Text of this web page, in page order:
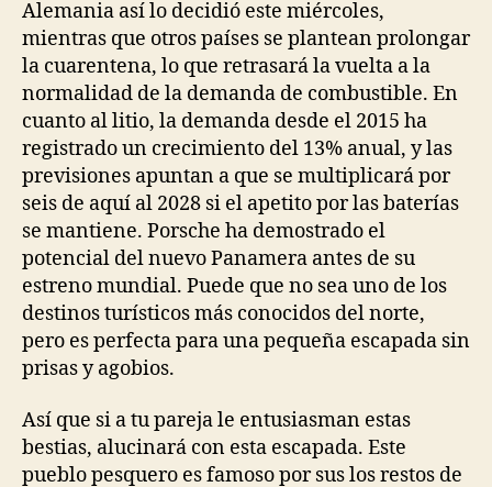
Alemania así lo decidió este miércoles,
mientras que otros países se plantean prolongar
la cuarentena, lo que retrasará la vuelta a la
normalidad de la demanda de combustible. En
cuanto al litio, la demanda desde el 2015 ha
registrado un crecimiento del 13% anual, y las
previsiones apuntan a que se multiplicará por
seis de aquí al 2028 si el apetito por las baterías
se mantiene. Porsche ha demostrado el
potencial del nuevo Panamera antes de su
estreno mundial. Puede que no sea uno de los
destinos turísticos más conocidos del norte,
pero es perfecta para una pequeña escapada sin
prisas y agobios.
Así que si a tu pareja le entusiasman estas
bestias, alucinará con esta escapada. Este
pueblo pesquero es famoso por sus los restos de